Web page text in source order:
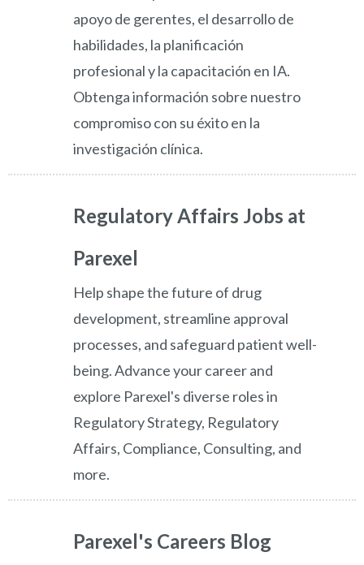
apoyo de gerentes, el desarrollo de
habilidades, la planificación
profesional y la capacitación en IA.
Obtenga información sobre nuestro
compromiso con su éxito en la
investigación clínica.
Regulatory Affairs Jobs at
Parexel
Help shape the future of drug
development, streamline approval
processes, and safeguard patient well-
being. Advance your career and
explore Parexel's diverse roles in
Regulatory Strategy, Regulatory
Affairs, Compliance, Consulting, and
more.
Parexel's Careers Blog